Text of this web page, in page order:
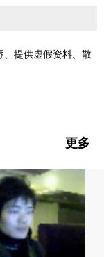
、提供虚假资料、散
更多